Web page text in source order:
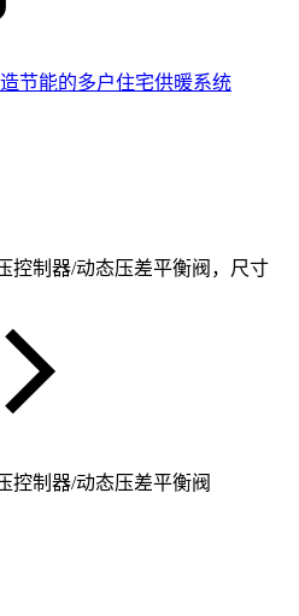
节能的多户住宅供暖系统
控制器/动态压差平衡阀，尺寸
控制器/动态压差平衡阀